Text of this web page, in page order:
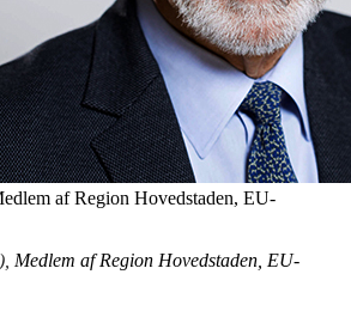
af Region Hovedstaden, EU-
Medlem af Region Hovedstaden, EU-